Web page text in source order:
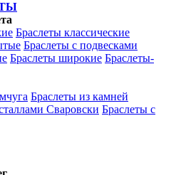
Браслеты классические
Браслеты с подвесками
Браслеты широкие Браслеты-
Браслеты из камней
Сваровски Браслеты с